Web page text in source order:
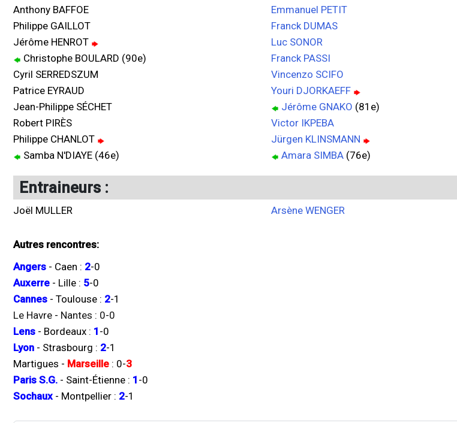
Anthony BAFFOE
Philippe GAILLOT
Jérôme HENROT
Christophe BOULARD (90e)
Cyril SERREDSZUM
Patrice EYRAUD
Jean-Philippe SÉCHET
Robert PIRÈS
Philippe CHANLOT
Samba N'DIAYE (46e)
Emmanuel PETIT
Franck DUMAS
Luc SONOR
Franck PASSI
Vincenzo SCIFO
Youri DJORKAEFF
Jérôme GNAKO (81e)
Victor IKPEBA
Jürgen KLINSMANN
Amara SIMBA (76e)
Entraineurs :
Joël MULLER Arsène WENGER
Autres rencontres:
Angers - Caen : 2-0
Auxerre - Lille : 5-0
Cannes - Toulouse : 2-1
Le Havre - Nantes : 0-0
Lens - Bordeaux : 1 -0
Lyon - Strasbourg : 2-1
Martigues - Marseille : 0-3
Paris S.G. - Saint-Étienne : 1 -0
Sochaux - Montpellier : 2-1